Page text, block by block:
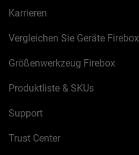
Karrieren
Vergleichen Sie Geräte Firebox
Größenwerkzeug Firebox
Produktliste & SKUs
Support
Trust Center